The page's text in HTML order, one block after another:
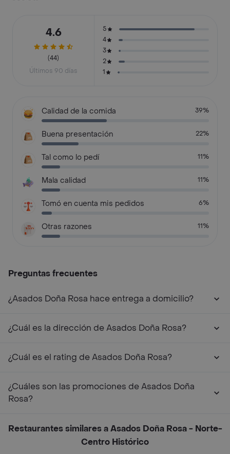
4.6
(44)
Últimos 90 días
5
4
3
2
1
Calidad de la comida 39%
Buena presentación 22%
Tal como lo pedí 11%
Mala calidad 11%
Tomó en cuenta mis pedidos 6%
Otras razones 11%
Preguntas frecuentes
¿Asados Doña Rosa hace entrega a domicilio?
¿Cuál es la dirección de Asados Doña Rosa?
¿Cuál es el rating de Asados Doña Rosa?
¿Cuáles son las promociones de Asados Doña
Rosa?
Restaurantes similares a Asados Doña Rosa - Norte-
Centro Histórico